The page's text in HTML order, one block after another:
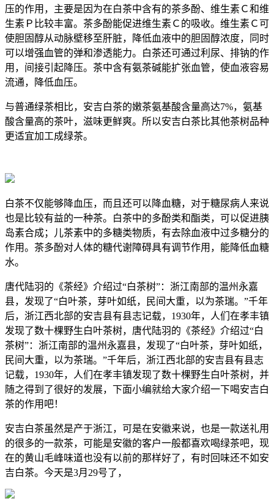
压的作用，主要是因为在白茶中含有的茶多酚、维生素Ｃ和维
生素Ｐ比较丰富。茶多酚能促进维生素Ｃ的吸收。维生素Ｃ可
使胆固醇从动脉壁移至肝脏，降低血液中的胆固醇浓度，同时
可以增强血管的弹和渗透能力。白茶还可通过利尿、排钠的作
用，间接引起降压。茶中含有氨茶碱能扩张血管，使血液容易
流通，降低血压。
与普通绿茶相比，安吉白茶的嫩茶氨基酸含量高达7%，氨基
酸含量高的茶叶，滋味更鲜爽。所以安吉白茶比其他茶树品种
更适宜加工成绿茶。
白茶不仅能够降血压，而且还可以降血糖，对于糖尿病人来说
也是比较有益的一种茶。白茶中的多酚类和酯类，可以促进胰
岛素合成；儿茶素中的多糖类物质，有去除血液中过多糖分的
作用。茶多酚对人体的糖代谢障碍具有调节作用，能降低血糖
水。
唐代陆羽的《茶经》介绍过“白茶树”：浙江南部的温州永嘉
县，发现了“白叶茶，芽叶如纸，民间大重，以为茶瑞。”千年
后，浙江西北部的安吉县有县志记载，1930年，人们在孝丰镇
发现了数十棵野生白叶茶树，唐代陆羽的《茶经》介绍过“白
茶树”：浙江南部的温州永嘉县，发现了“白叶茶，芽叶如纸，
民间大重，以为茶瑞。”千年后，浙江西北部的安吉县有县志
记载，1930年，人们在孝丰镇发现了数十棵野生白叶茶树，并
随之得到了很好的发展，下面小编就给大家介绍一下喝安吉白
茶的作用吧！
安吉白茶虽然是产于浙江，可是在安徽来说，也是一款送礼用
的很多的一款茶，可能是安徽的客户一般都喜欢喝绿茶吧，现
在的黄山毛峰味道也没有以前的那样好了，有时回味还不如安
吉白茶。今天是3月29号了，